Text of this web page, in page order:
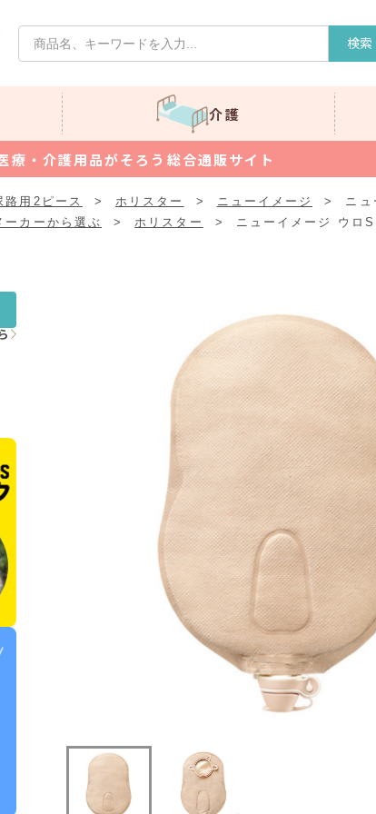
検索
介護
療・介護用品がそろう総合通販サイト
路用2ピース > ホリスター > ニューイメージ >
ニ
ーカーから選ぶ > ホリスター > ニューイメージ ウロ